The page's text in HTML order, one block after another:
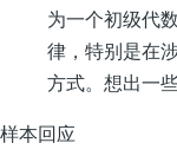
为一个初级代
律，特别是在
方式。想出一
样本回应